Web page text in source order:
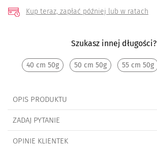
Kup teraz, zapłać później lub w ratach
Szukasz innej długości?
40 cm 50g 50 cm 50g 55 cm 50g
OPIS PRODUKTU
ZADAJ PYTANIE
OPINIE KLIENTEK